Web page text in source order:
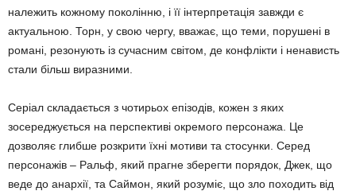
належить кожному поколінню, і її інтерпретація завжди є
актуальною. Торн, у свою чергу, вважає, що теми, порушені в
романі, резонують із сучасним світом, де конфлікти і ненависть
стали більш виразними.
Серіал складається з чотирьох епізодів, кожен з яких
зосереджується на перспективі окремого персонажа. Це
дозволяє глибше розкрити їхні мотиви та стосунки. Серед
персонажів – Ральф, який прагне зберегти порядок, Джек, що
веде до анархії, та Саймон, який розуміє, що зло походить від